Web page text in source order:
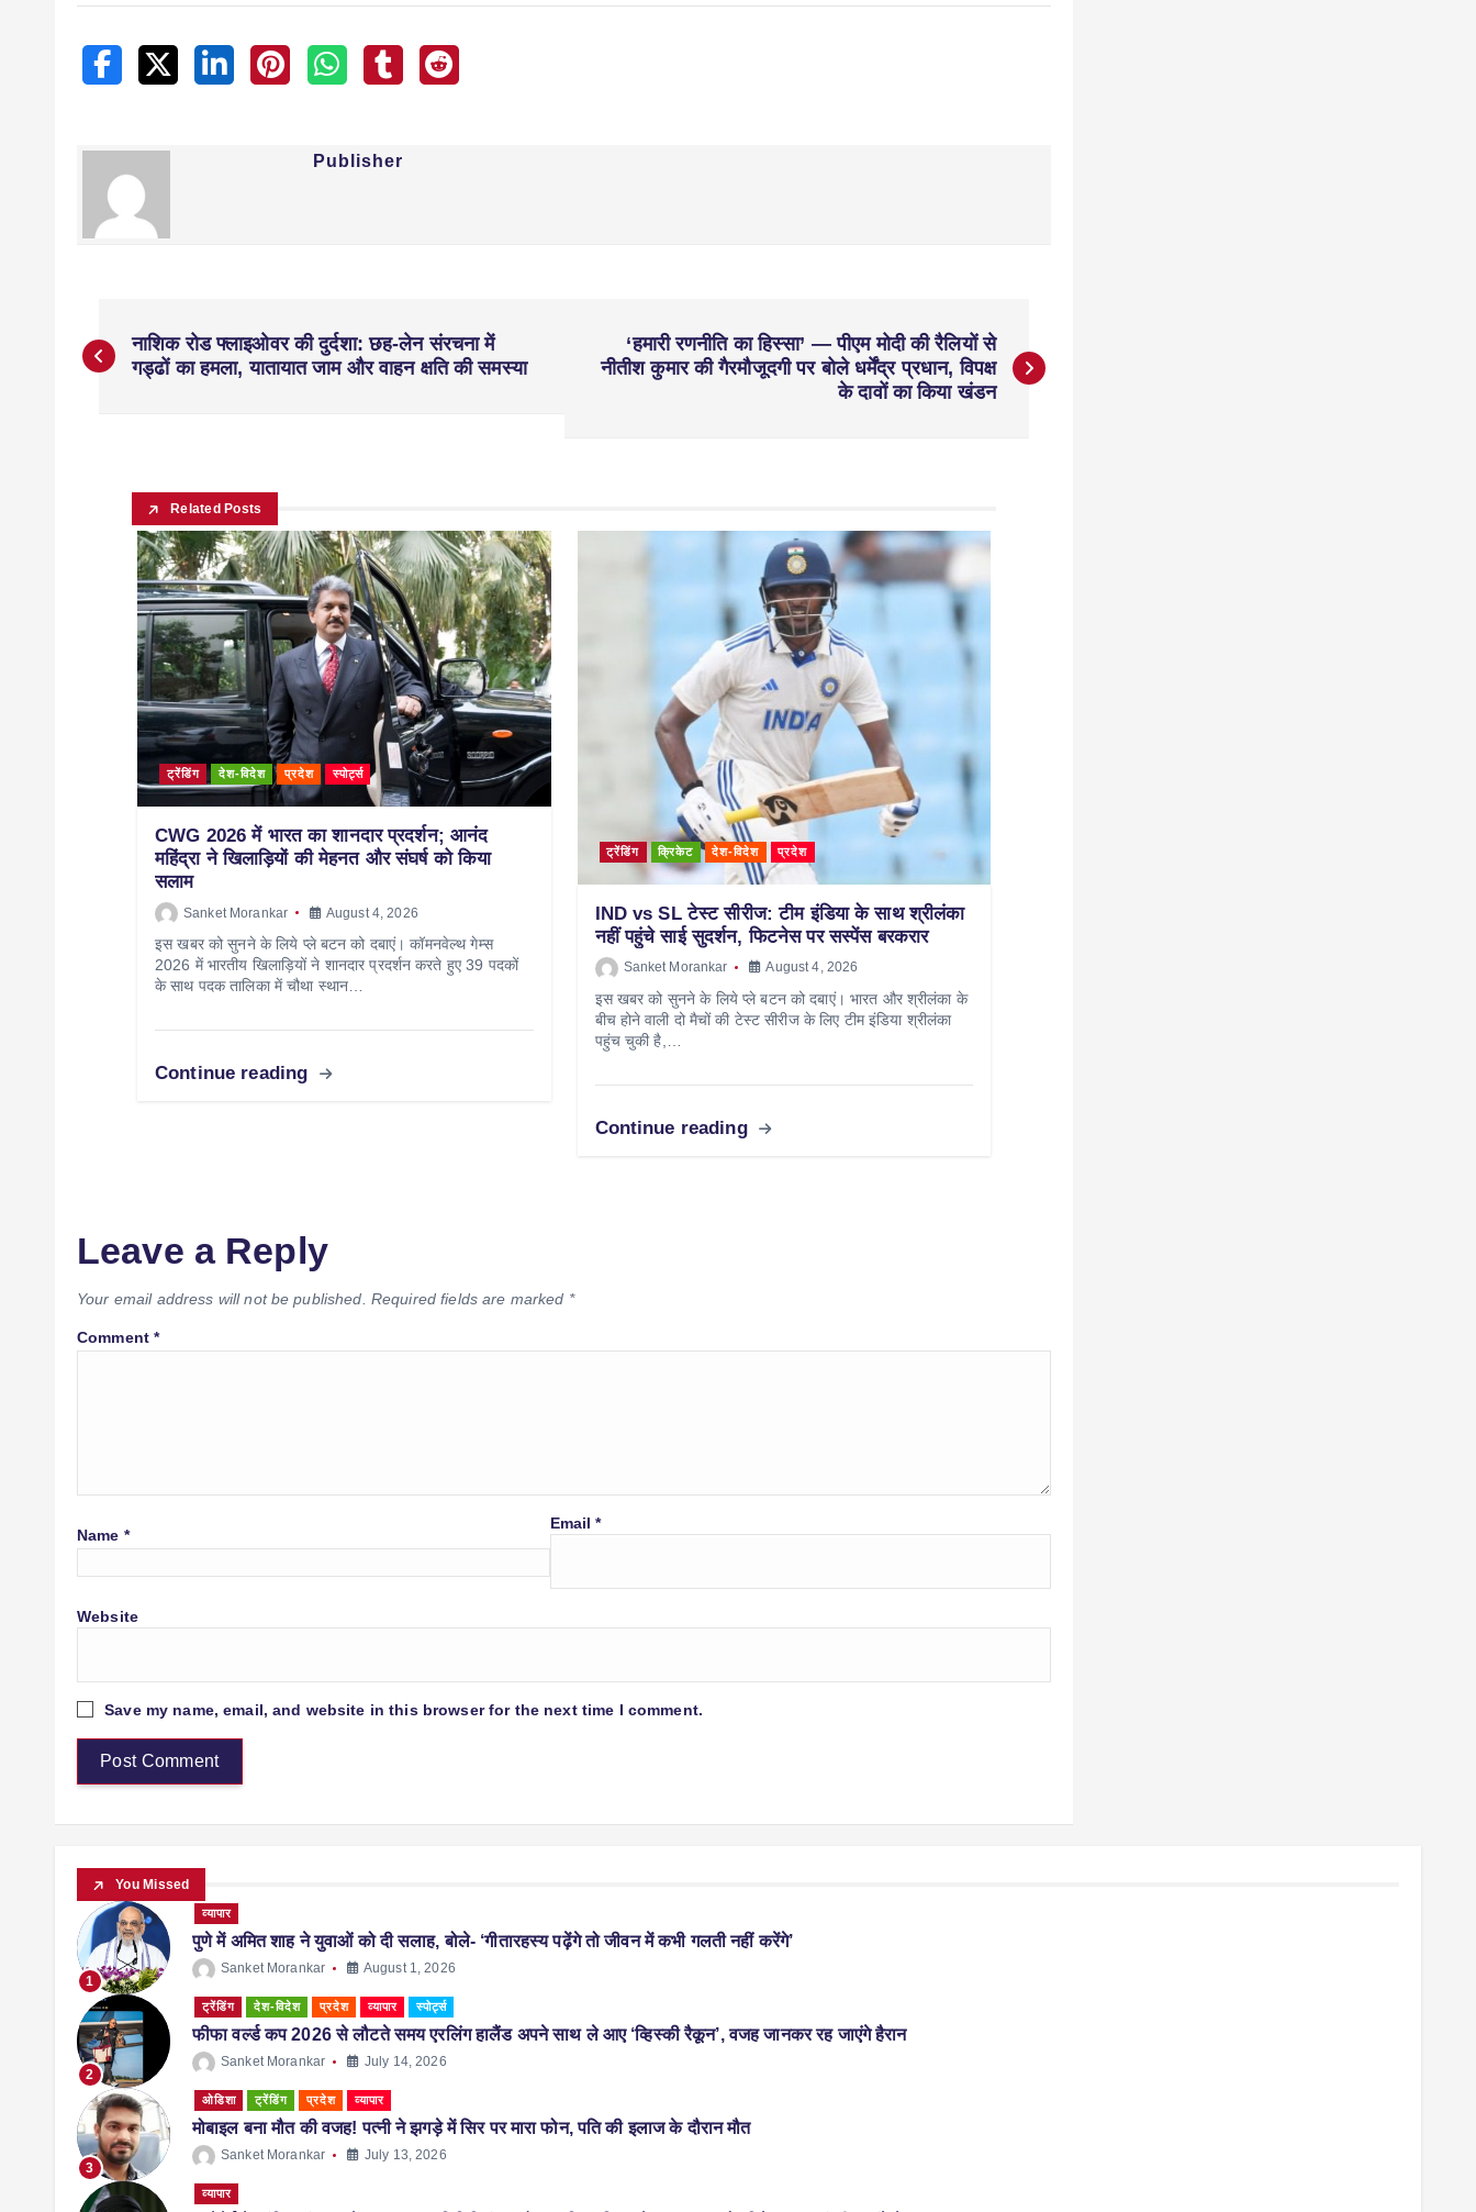
Publisher
नाशिक रोड फ्लाइओवर की दुर्दशा: छह-लेन संरचना में
गड्ढों का हमला, यातायात जाम और वाहन क्षति की समस्या
‘हमारी रणनीति का हिस्सा’ — पीएम मोदी की रैलियों से
नीतीश कुमार की गैरमौजूदगी पर बोले धर्मेंद्र प्रधान, विपक्ष
के दावों का किया खंडन
Related Posts
ट्रेंडिंग देश-विदेश प्रदेश स्पोर्ट्स
CWG 2026 में भारत का शानदार प्रदर्शन; आनंद
महिंद्रा ने खिलाड़ियों की मेहनत और संघर्ष को किया
सलाम
Sanket Morankar August 4, 2026
इस खबर को सुनने के लिये प्ले बटन को दबाएं। कॉमनवेल्थ गेम्स
2026 में भारतीय खिलाड़ियों ने शानदार प्रदर्शन करते हुए 39 पदकों
के साथ पदक तालिका में चौथा स्थान…
Continue reading
ट्रेंडिंग क्रिकेट देश-विदेश प्रदेश
IND vs SL टेस्ट सीरीज: टीम इंडिया के साथ श्रीलंका
नहीं पहुंचे साई सुदर्शन, फिटनेस पर सस्पेंस बरकरार
Sanket Morankar August 4, 2026
इस खबर को सुनने के लिये प्ले बटन को दबाएं। भारत और श्रीलंका के
बीच होने वाली दो मैचों की टेस्ट सीरीज के लिए टीम इंडिया श्रीलंका
पहुंच चुकी है,…
Continue reading
Leave a Reply
Your email address will not be published. Required fields are marked *
Comment*
Name *
Email*
Website
Save my name, email, and website in this browser for the next time I comment.
You Missed
1
व्यापार
पुणे में अमित शाह ने युवाओं को दी सलाह, बोले- ‘गीतारहस्य पढ़ेंगे तो जीवन में कभी गलती नहीं करेंगे’
Sanket Morankar August 1, 2026
2
ट्रेंडिंग देश-विदेश प्रदेश व्यापार स्पोर्ट्स
फीफा वर्ल्ड कप 2026 से लौटते समय एरलिंग हालैंड अपने साथ ले आए ‘व्हिस्की रैकून’, वजह जानकर रह जाएंगे हैरान
Sanket Morankar July 14, 2026
3
ओडिशा ट्रेंडिंग प्रदेश व्यापार
मोबाइल बना मौत की वजह! पत्नी ने झगड़े में सिर पर मारा फोन, पति की इलाज के दौरान मौत
Sanket Morankar July 13, 2026
व्यापार